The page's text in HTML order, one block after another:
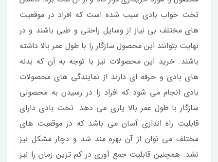
تخت خواب بادی سبب شده است که افراد در موقعیت
های مختلف بی نیاز از وسایل راحتی و طبی باشند و در
نهایت بتوانند این محصول سازگار را با طول عمر بالا داشته
باشند. خرید این محصولات نیز با توجه به آن که بدنه
های بادی و حرفه ای دارند از نمایندگی های محصولات
بادی انجام می شود که افراد را در رسیدن به محصولی
سازگار با طول عمر بالا یاری می دهد. تخت بادی دارای
قابلیت راه اندازی آسان می باشد که در موقعیت های
مختلف می توان از آن بهره مند شد و دچار مشکل نیز
نشد. همچنین قابلیت جمع آوری در کم ترین زمان را نیز